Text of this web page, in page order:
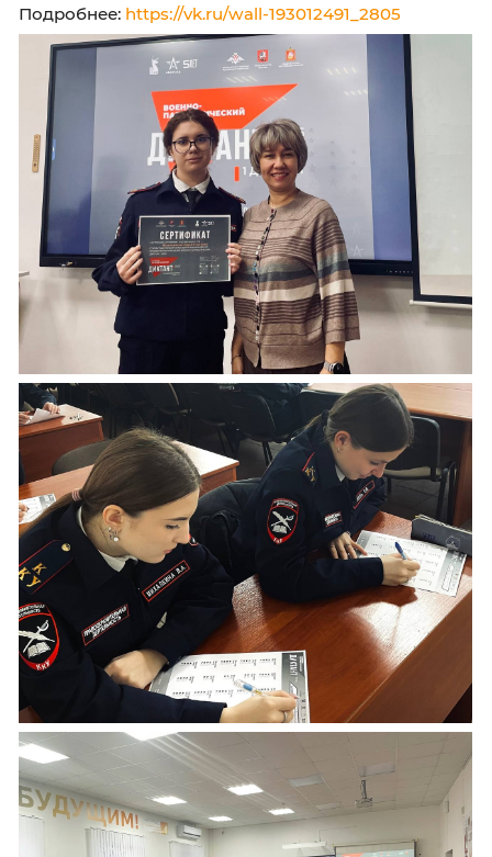
#ККУ39 #УправляйБудущим
#КалининградскийКолледжУправления
#ГордимсяНашими #25СПД #НашиГерои
#ВоенноПатриотическийДиктант2025
#ЛюбовьКРодине #НашаГордость
#Авангард #ДеньГордости #Новости
#Наставники #Преподаватели
Подробнее: https://vk.ru/wall-193012491_2805